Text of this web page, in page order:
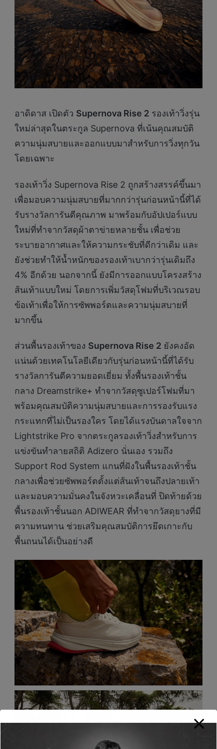
อาดิดาส เปิดตัว Supernova Rise 2 รองเท้าวิ่งรุ่น
ใหม่ล่าสุดในตระกูล Supernova ที่เน้นคุณสมบัติ
ความนุ่มสบายและออกแบบมาสำหรับการวิ่งทุกวัน
โดยเฉพาะ
รองเท้าวิ่ง Supernova Rise 2 ถูกสร้างสรรค์ขึ้นมา
เพื่อมอบความนุ่มสบายที่มากกว่ารุ่นก่อนหน้านี้ที่ได้
รับรางวัลการันตีคุณภาพ มาพร้อมกับอัปเปอร์แบบ
ใหม่ที่ทำจากวัสดุผ้าตาข่ายหลายชั้น เพื่อช่วย
ระบายอากาศและให้ความกระชับที่ดีกว่าเดิม และ
ยังช่วยทำให้น้ำหนักของรองเท้าเบากว่ารุ่นเดิมถึง
4% อีกด้วย นอกจากนี้ ยังมีการออกแบบโครงสร้าง
ส้นเท้าแบบใหม่ โดยการเพิ่มวัสดุโฟมที่บริเวณรอบ
ข้อเท้าเพื่อให้การซัพพอร์ตและความนุ่มสบายที่
มากขึ้น
ส่วนพื้นรองเท้าของ Supernova Rise 2 ยังคงอัด
แน่นด้วยเทคโนโลยีเดียวกับรุ่นก่อนหน้านี้ที่ได้รับ
รางวัลการันตีความยอดเยี่ยม ทั้งพื้นรองเท้าชั้น
กลาง Dreamstrike+ ทำจากวัสดุซูเปอร์โฟมที่มา
พร้อมคุณสมบัติความนุ่มสบายและการรองรับแรง
กระแทกที่ไม่เป็นรองใคร โดยได้แรงบันดาลใจจาก
Lightstrike Pro จากตระกูลรองเท้าวิ่งสำหรับการ
แข่งขันทำลายสถิติ Adizero นั่นเอง รวมถึง
Support Rod System แกนที่ฝังในพื้นรองเท้าชั้น
กลางเพื่อช่วยซัพพอร์ตตั้งแต่ส้นเท้าจนถึงปลายเท้า
และมอบความมั่นคงในจังหวะเคลื่อนที่ ปิดท้ายด้วย
พื้นรองเท้าชั้นนอก ADIWEAR ที่ทำจากวัสดุยางที่มี
ความทนทาน ช่วยเสริมคุณสมบัติการยึดเกาะกับ
พื้นถนนได้เป็นอย่างดี